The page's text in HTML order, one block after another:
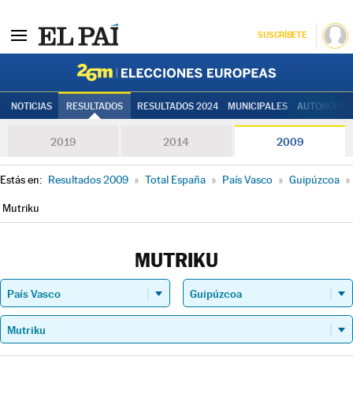
SUSCRÍBETE
NOTICIAS RESULTADOS RESULTADOS 2024 MUNICIPALES
2019 2014 2009
Estás en: Resultados 2009 » Total España » País Vasco » Guipúzcoa »
Mutriku
MUTRIKU